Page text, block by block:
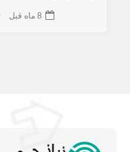
8 ماه قبل